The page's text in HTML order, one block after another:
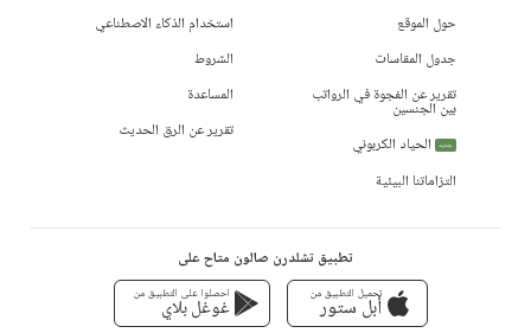
حول الموقع
جدول المقاسات
تقرير عن الفجوة في الرواتب
بين الجنسين
جديد
الحياد الكربوني
التزاماتنا البيئية
استخدام الذكاء الاصطناعي
الشروط
المساعدة
تقرير عن الرق الحديث
تطبيق تشلدرن صالون متاح على
تحميل التطبيق من
أبل ستور
احصلوا على التطبيق من
غوغل بلاي